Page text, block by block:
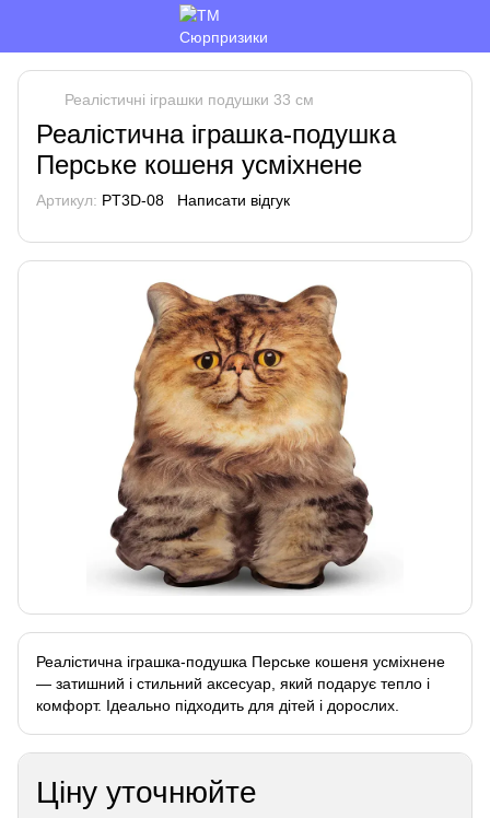
Реалістичні іграшки подушки 33 см
Реалістична іграшка-подушка
Перське кошеня усміхнене
Артикул: PT3D-08 Написати відгук
Реалістична іграшка-подушка Перське кошеня усміхнене
— затишний і стильний аксесуар, який подарує тепло і
комфорт. Ідеально підходить для дітей і дорослих.
Ціну уточнюйте